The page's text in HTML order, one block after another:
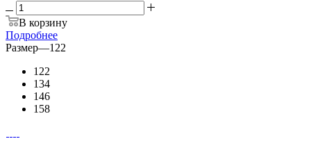
В корзину
Подробнее
Размер—122
122
134
146
158